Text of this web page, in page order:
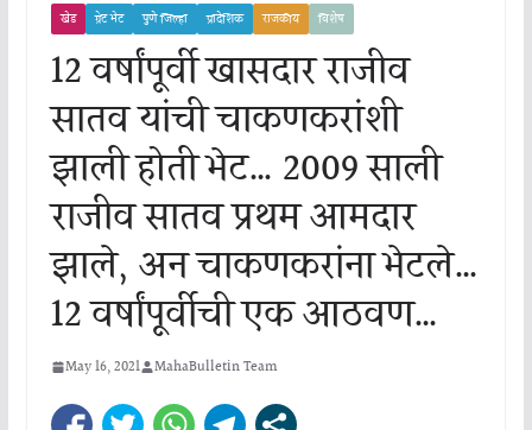
खेड ग्रेट भेट पुणे जिल्हा प्रादेशिक राजकीय विशेष
12 वर्षांपूर्वी खासदार राजीव
सातव यांची चाकणकरांशी
झाली होती भेट… 2009 साली
राजीव सातव प्रथम आमदार
झाले, अन चाकणकरांना भेटले…
12 वर्षांपूर्वीची एक आठवण…
May 16, 2021 MahaBulletin Team